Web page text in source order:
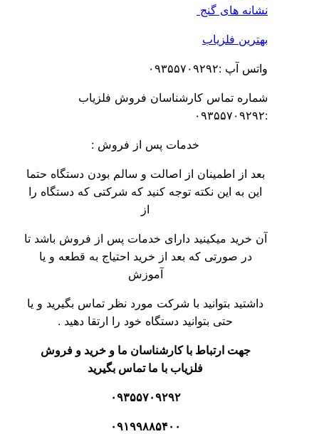
نشانه های گنج
بهترین فلزیاب
واتس آپ :۰۹۳۵۵۷۰۹۲۹۲
شماره تماس کارشناسان فروش فلزیاب
خدمات پس از فروش :
بعد از اطمینان از اصالت و سالم بودن دستگاه حتما
این به این نکته توجه کنید که شرکتی که دستگاه را
آن خرید میکینید دارای خدمات پس از فروش باشد تا
در صورتی که بعد از خرید احتیاج به قطعه و یا
آموزش
داشتید بتوانید با شرکت مورد نظر تماس بگیرید و یا
حتی بتوانید دستگاه خود را ارتقا دهید .
جهت ارتباط با کارشناسان ما و خرید و فروش
فلزیاب با ما تماس بگیرید
۰۹۳۵۵۷۰۹۲۹۲
۰۹۱۹۹۸۸۵۴۰۰